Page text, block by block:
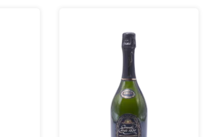
Crémants widerspiegelt.